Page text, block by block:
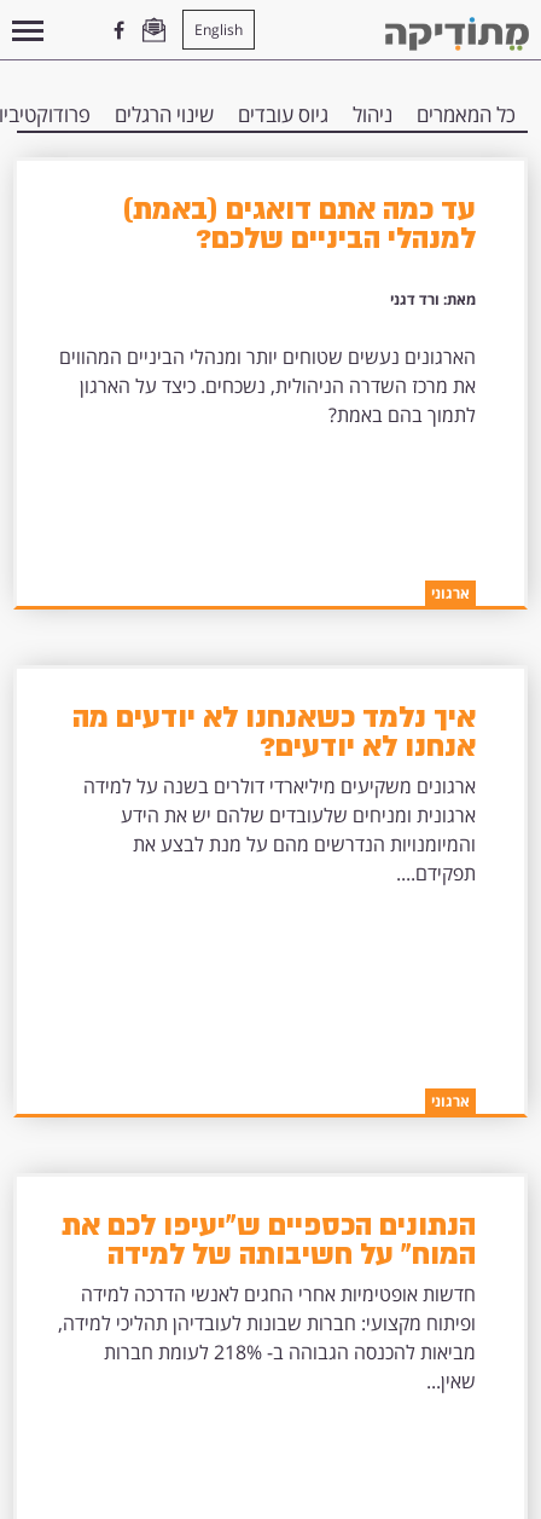
English
עמוד הבית למידה ארגונית
כל המאמרים ניהול גיוס עובדים שינוי הרגלים
עד כמה אתם דואגים (באמת)
למנהלי הביניים שלכם?
מאת: ורד דגני
הארגונים נעשים שטוחים יותר ומנהלי הביניים המהווים
את מרכז השדרה הניהולית, נשכחים. כיצד על הארגון
לתמוך בהם באמת?
ארגוני
איך נלמד כשאנחנו לא יודעים מה
אנחנו לא יודעים?
ארגונים משקיעים מיליארדי דולרים בשנה על למידה
ארגונית ומניחים שלעובדים שלהם יש את הידע
והמיומנויות הנדרשים מהם על מנת לבצע את
תפקידם....
ארגוני
הנתונים הכספיים ש"יעיפו לכם את
המוח" על חשיבותה של למידה
ארגונית
חדשות אופטימיות אחרי החגים לאנשי הדרכה למידה
ופיתוח מקצועי: חברות שבונות לעובדיהן תהליכי למידה,
מביאות להכנסה הגבוהה ב- 218% לעומת חברות
שאין...